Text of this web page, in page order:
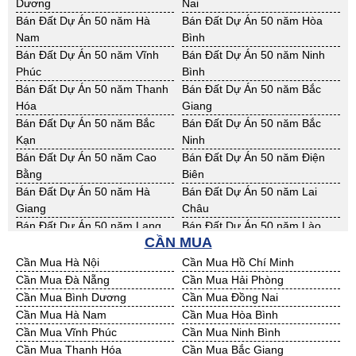
Bán Đất Công Nghiệp Đồng
Tháp
Bán Đất Công Nghiệp Hậu
Giang
Bán Đất Công Nghiệp Kiên
Giang
Bán Đất Công Nghiệp Long An
Bán Đất Công Nghiệp Sóc
Trăng
Bán Đất Công Nghiệp Tây Ninh
Bán Đất Công Nghiệp Tiền
Giang
Bán Đất Công Nghiệp Trà Vinh
Bán Đất Công Nghiệp Vĩnh
Long
Bán Đất Công Nghiệp Hải
Dương
Bán Đất Công Nghiệp Hưng
Yên
Bán Đất Công Nghiệp Quảng
Ninh
Bán Nhà Xưởng Đồng Tháp
Bán Nhà Xưởng Hậu Giang
Bán Nhà Xưởng Kiên Giang
Bán Nhà Xưởng Long An
Bán Nhà Xưởng Sóc Trăng
Bán Nhà Xưởng Tây Ninh
Bán Nhà Xưởng Tiền Giang
Bán Nhà Xưởng Trà Vinh
Bán Nhà Xưởng Vĩnh Long
Bán Nhà Xưởng Hải Dương
Bán Nhà Xưởng Hưng Yên
Bán Nhà Xưởng Quảng Ninh
Dương
Nai
Bán Đất Dự Án 50 năm Hà
Nam
Bán Đất Dự Án 50 năm Hòa
Bình
Bán Đất Dự Án 50 năm Vĩnh
Phúc
Bán Đất Dự Án 50 năm Ninh
Bình
Bán Đất Dự Án 50 năm Thanh
Hóa
Bán Đất Dự Án 50 năm Bắc
Giang
Bán Đất Dự Án 50 năm Bắc
Kạn
Bán Đất Dự Án 50 năm Bắc
Ninh
Bán Đất Dự Án 50 năm Cao
Bằng
Bán Đất Dự Án 50 năm Điện
Biên
Bán Đất Dự Án 50 năm Hà
Giang
Bán Đất Dự Án 50 năm Lai
Châu
Bán Đất Dự Án 50 năm Lạng
Bán Đất Dự Án 50 năm Lào
Cai
Bán Đất Dự Án 50 năm Nam
Định
Bán Đất Dự Án 50 năm Phú
Thọ
Bán Đất Dự Án 50 năm Sơn La
Bán Đất Dự Án 50 năm Thái
Bình
Bán Đất Dự Án 50 năm Thái
Nguyên
Bán Đất Dự Án 50 năm Tuyên
Quang
CẦN MUA
Cần Mua Hà Nội
Cần Mua Hồ Chí Minh
Cần Mua Đà Nẵng
Cần Mua Hải Phòng
Cần Mua Bình Dương
Cần Mua Đồng Nai
Cần Mua Hà Nam
Cần Mua Hòa Bình
Cần Mua Vĩnh Phúc
Cần Mua Ninh Bình
Cần Mua Thanh Hóa
Cần Mua Bắc Giang